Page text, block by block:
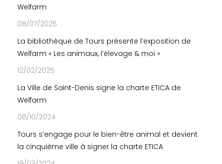
Welfarm
08/07/2025
La bibliothèque de Tours présente l’exposition de
Welfarm « Les animaux, l’élevage & moi »
12/02/2025
La Ville de Saint-Denis signe la charte ETICA de
Welfarm
08/10/2024
Tours s’engage pour le bien-être animal et devient
la cinquième ville à signer la charte ETICA